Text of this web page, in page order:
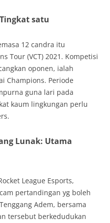
satu
12 candra itu
Tour (VCT) 2021. Kompetisi
oponen, ialah
Champions. Periode
guna lari pada
kaum lingkungan perlu
Lunak: Utama
League Esports,
pertandingan yg boleh
Adem, bersama
tersebut berkedudukan